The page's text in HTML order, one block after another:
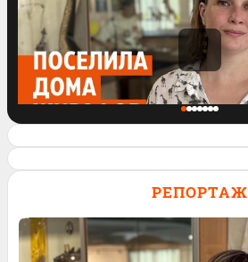
28 Обсудить
РЕПОРТАЖ